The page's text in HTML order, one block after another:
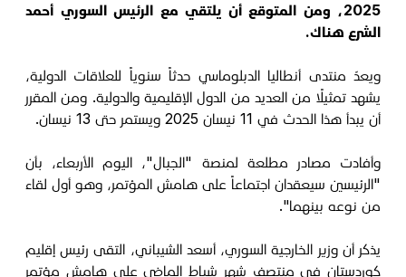
2025، ومن المتوقع أن يلتقي مع الرئيس السوري أحمد
الشرع هناك.
ويعدّ منتدى أنطاليا الدبلوماسي حدثاً سنوياً للعلاقات الدولية،
يشهد تمثيلًا من العديد من الدول الإقليمية والدولية. ومن المقرر
أن يبدأ هذا الحدث في 11 نيسان 2025 ويستمر حتى 13 نيسان.
وأفادت مصادر مطلعة لمنصة "الجبال"، اليوم الأربعاء، بأن
"الرئيسين سيعقدان اجتماعاً على هامش المؤتمر، وهو أول لقاء
من نوعه بينهما".
يذكر أن وزير الخارجية السوري، أسعد الشيباني، التقى رئيس إقليم
كوردستان في منتصف شهر شباط الماضي على هامش مؤتمر